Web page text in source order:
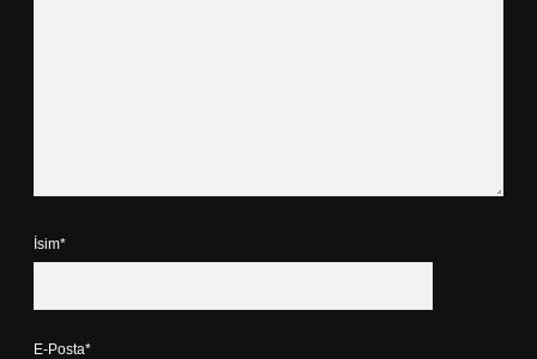
İsim*
E-Posta*